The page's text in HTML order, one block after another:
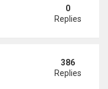
chức để phán đối
0
Replies
386
Replies